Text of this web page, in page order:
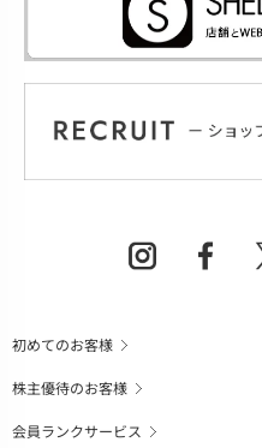
初めてのお客様
株主優待のお客様
会員ランクサービス